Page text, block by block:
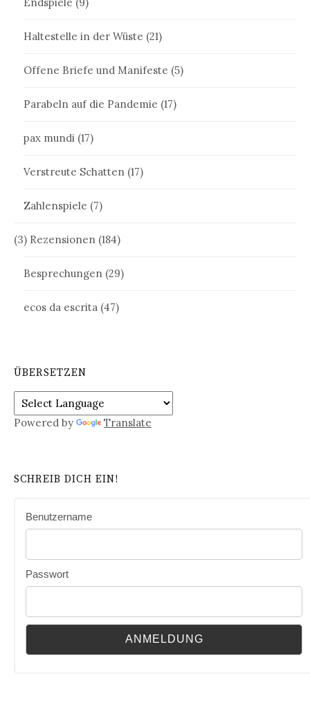
Haltestelle in der Wüste (21)
Offene Briefe und Manifeste (5)
Parabeln auf die Pandemie (17)
pax mundi (17)
Verstreute Schatten (17)
Zahlenspiele (7)
(3) Rezensionen (184)
Besprechungen (29)
ecos da escrita (47)
ÜBERSETZEN
Powered by Translate
SCHREIB DICH EIN!
Benutzername
Passwort